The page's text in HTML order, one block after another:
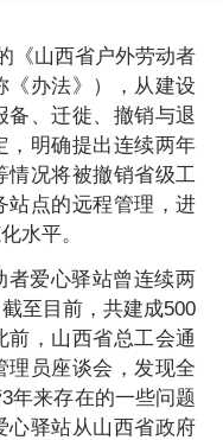
《山西省户外劳动者
《办法》），从建设
、迁徙、撤销与退
，明确提出连续两年
情况将被撤销省级工
站点的远程管理，进
水平。
者爱心驿站曾连续两
至目前，共建成500
，山西省总工会通
理员座谈会，发现全
年来存在的一些问题
心驿站从山西省政府